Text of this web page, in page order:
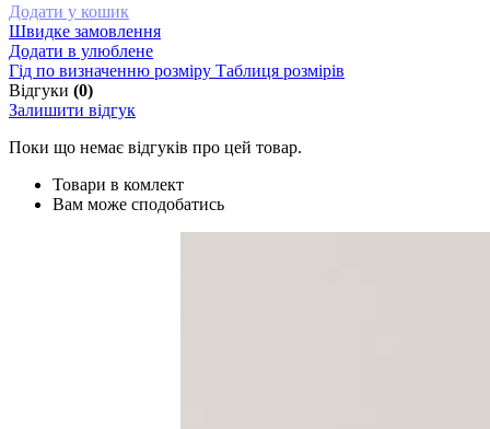
Додати у кошик
Швидке замовлення
Додати в улюблене
Гід по визначенню розміру Таблиця розмірів
Відгуки (0)
Залишити відгук
Поки що немає відгуків про цей товар.
Товари в комлект
Вам може сподобатись